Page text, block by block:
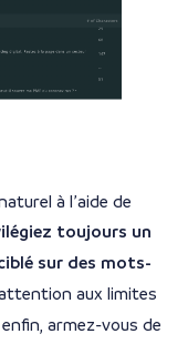
à l’aide de
toujours un
sur des mots-
aux limites
armez-vous de